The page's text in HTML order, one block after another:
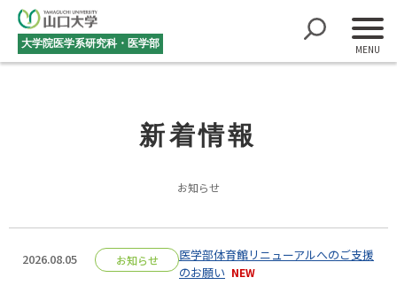
大学院医学系研究科・医学部
新着情報
お知らせ
2026.08.05 お知らせ
医学部体育館リニューアルへのご支援
のお願い